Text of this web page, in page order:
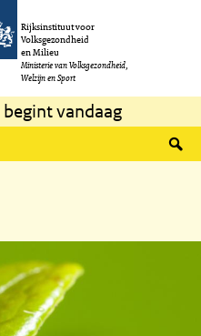
Rijksinstituut voor
Volksgezondheid
en Milieu
Ministerie van Volksgezondheid,
Welzijn en Sport
begint vandaag